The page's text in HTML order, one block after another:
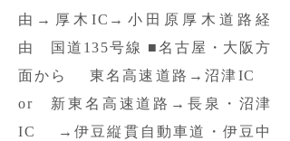
由→厚木IC→小田原厚木道路経
由 国道135号線 ■名古屋・大阪方
面から 東名高速道路→沼津IC
or 新東名高速道路→長泉・沼津
IC →伊豆縦貫自動車道・伊豆中